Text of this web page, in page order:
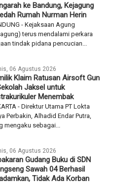
ke Bandung, Kejagung
Rumah Nurman Herin
- Kejaksaan Agung
terus mendalami perkara
tindak pidana pencucian...
06 Agustus 2026
Klaim Ratusan Airsoft Gun
Jaksel untuk
Menembak
- Direktur Utama PT Lokta
Perbakin, Alhadid Endar Putra,
mengaku sebagai...
06 Agustus 2026
Gudang Buku di SDN
Sawah 04 Berhasil
Tidak Ada Korban